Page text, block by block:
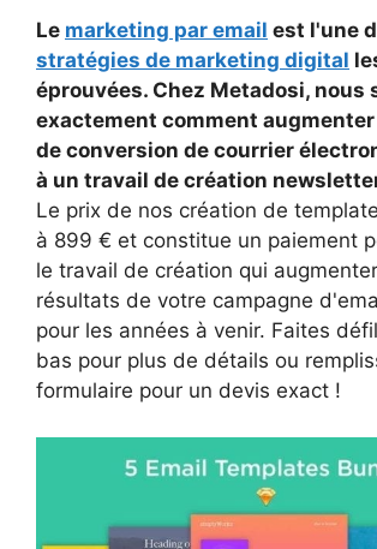
Le marketing par email est l'une
stratégies de marketing digital
éprouvées. Chez Metadosi, nous
exactement comment
de conversion de courrier
à un travail de création
Le prix de nos création de
à 899 € et constitue un paiement
le travail de création qui
résultats de votre campagne
pour les années à venir. Faites
bas pour plus de détails ou
formulaire pour un devis exact !